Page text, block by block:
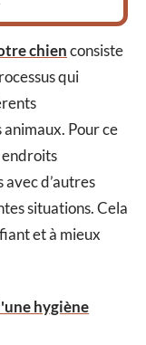
chienconsiste
qui
Pour ce
endroits
d’autres
situations. Cela
et à mieux
hygiène